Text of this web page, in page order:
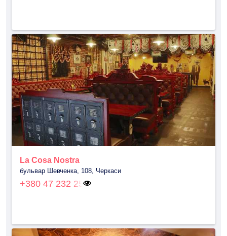
La Cosa Nostra
бульвар Шевченка, 108, Черкаси
+380 47 232 25